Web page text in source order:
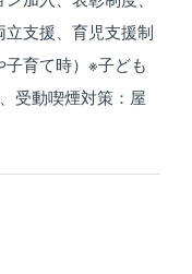
支援、育児支援制
育て時）※子ども
受動喫煙対策：屋